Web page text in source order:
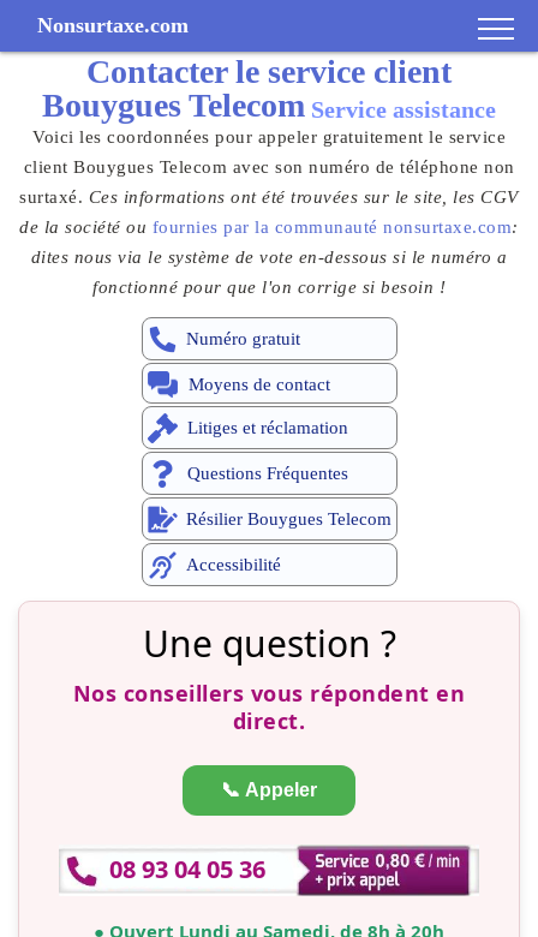
Nonsurtaxe.com
Contacter le service client
Bouygues Telecom Service assistance
Voici les coordonnées pour appeler gratuitement le service
client Bouygues Telecom avec son numéro de téléphone non
surtaxé. Ces informations ont été trouvées sur le site, les CGV
de la société ou fournies par la communauté nonsurtaxe.com:
dites nous via le système de vote en-dessous si le numéro a
fonctionné pour que l'on corrige si besoin !
Numéro gratuit
Moyens de contact
Litiges et réclamation
Questions Fréquentes
Résilier Bouygues Telecom
Accessibilité
Une question ?
Nos conseillers vous répondent en
direct.
📞 Appeler
08 93 04 05 36
● Ouvert Lundi au Samedi, de 8h à 20h